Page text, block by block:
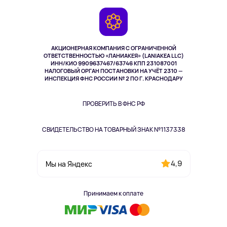
АКЦИОНЕРНАЯ КОМПАНИЯ С ОГРАНИЧЕННОЙ
ОТВЕТСТВЕННОСТЬЮ «ЛАНИАКЕЯ» (LANIAKEA LLC)
ИНН/КИО 9909637467/63746 КПП 231087001
НАЛОГОВЫЙ ОРГАН ПОСТАНОВКИ НА УЧЁТ 2310 —
ИНСПЕКЦИЯ ФНС РОССИИ № 2 ПО Г. КРАСНОДАРУ
ПРОВЕРИТЬ В ФНС РФ
СВИДЕТЕЛЬСТВО НА ТОВАРНЫЙ ЗНАК №1137338
Мы на Яндекс 4,9
Принимаем к оплате
Одежда и аксессуары